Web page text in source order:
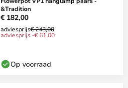
&Tradition
€ 182,00
adviesprijs€ 243,00
adviesprijs -€ 61,00
Op voorraad